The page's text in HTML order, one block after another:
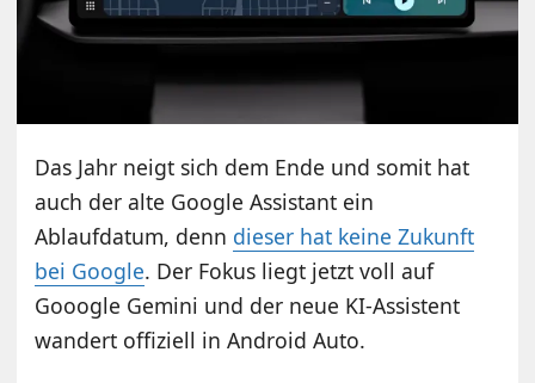
Das Jahr neigt sich dem Ende und somit hat
auch der alte Google Assistant ein
Ablaufdatum, denn dieser hat keine Zukunft
bei Google. Der Fokus liegt jetzt voll auf
Gooogle Gemini und der neue KI-Assistent
wandert offiziell in Android Auto.